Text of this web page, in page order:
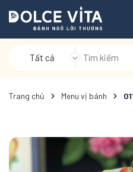
Tất cả
Trang chủ Menu vị bánh